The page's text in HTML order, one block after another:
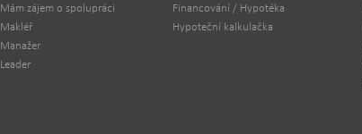
Mám zájem o spolupráci
Makléř
Manažer
Leader
Financování / Hypotéka
Hypoteční kalkulačka